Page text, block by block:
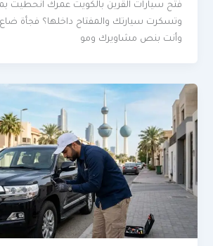
فتح سيارات القرين بالكويت عمرك انحطيت
وتسكرت سيارتك والمفتاح داخلها؟ فجأة
وأنت بنص مشاويرك ومو